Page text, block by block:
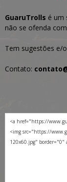
GuaruTrolls é um
não se ofenda
Tem sugestões e/
Contato: